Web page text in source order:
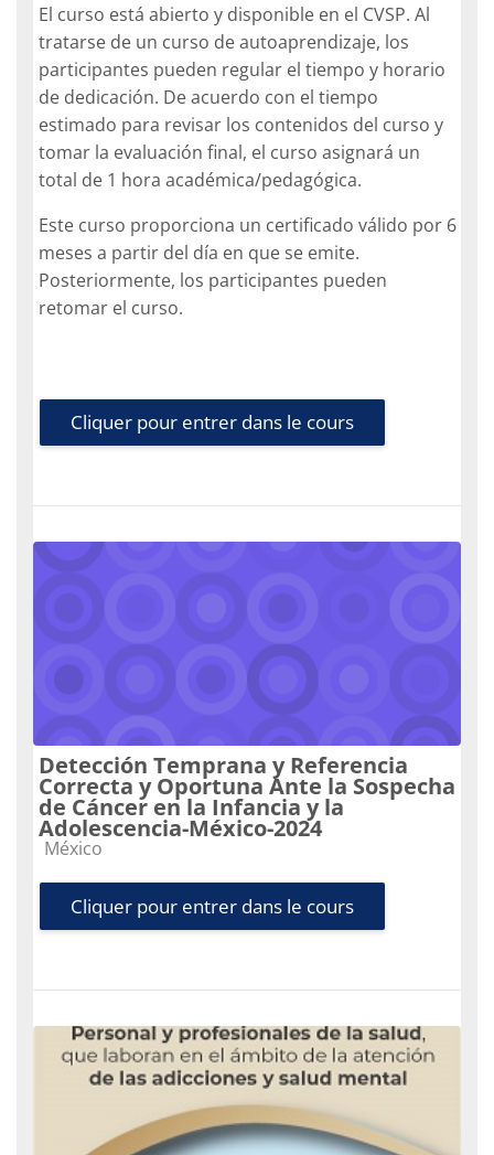
El curso está abierto y disponible en el CVSP. Al
tratarse de un curso de autoaprendizaje, los
participantes pueden regular el tiempo y horario
de dedicación. De acuerdo con el tiempo
estimado para revisar los contenidos del curso y
tomar la evaluación final, el curso asignará un
total de 1 hora académica/pedagógica.
Este curso proporciona un certificado válido por 6
meses a partir del día en que se emite.
Posteriormente, los participantes pueden
retomar el curso.
Cliquer pour entrer dans le cours
Detección Temprana y Referencia
Correcta y Oportuna Ante la Sospecha
de Cáncer en la Infancia y la
Adolescencia-México-2024
Catégorie de cours
México
Cliquer pour entrer dans le cours